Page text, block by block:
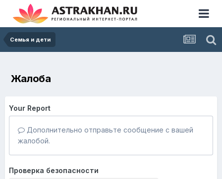
Семья и дети
Жалоба
Your Report
Дополнительно отправьте сообщение с вашей
жалобой.
Проверка безопасности